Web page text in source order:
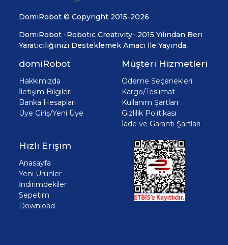
DomiRobot © Copyright 2015-2026
DomiRobot -Robotic Creativity- 2015 Yılından Beri
Yaratıcılığınızı Desteklemek Amacı İle Yayında.
domiRobot
Hakkımızda
İletişim Bilgileri
Banka Hesapları
Üye Giriş/Yeni Üye
Müşteri Hizmetleri
Ödeme Seçenekleri
Kargo/Teslimat
Kullanım Şartları
Gizlilik Politikası
İade ve Garanti Şartları
Hızlı Erişim
Anasayfa
Yeni Ürünler
İndirimdekiler
Sepetim
Download